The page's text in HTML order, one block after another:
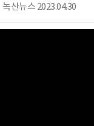
녹산뉴스 2023.04.30